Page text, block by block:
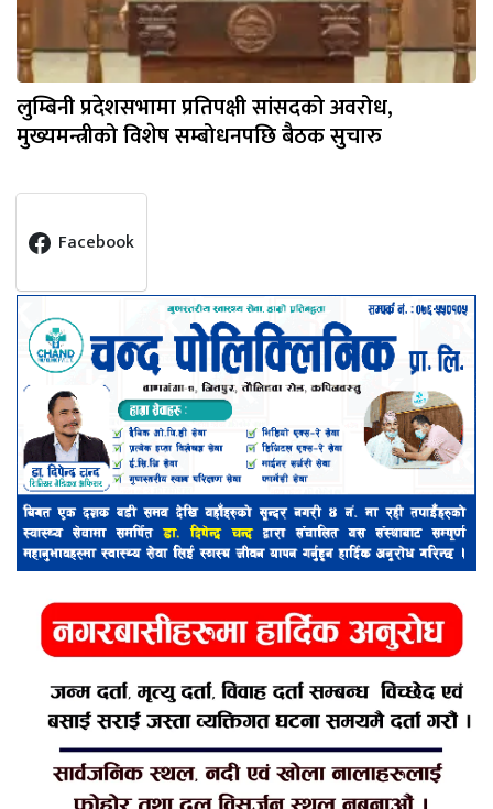
लुम्बिनी प्रदेशसभामा प्रतिपक्षी सांसदको अवरोध,
मुख्यमन्त्रीको विशेष सम्बोधनपछि बैठक सुचारु
Facebook